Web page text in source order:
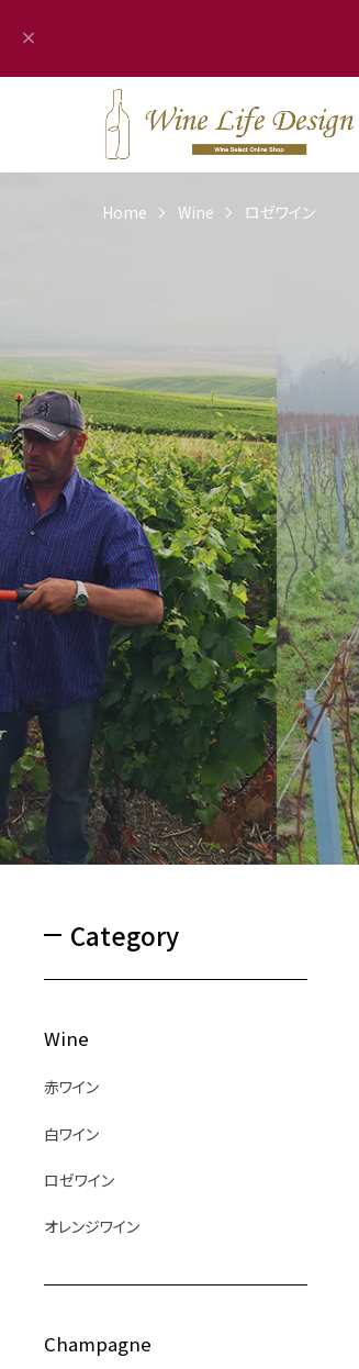
Home Wine ロゼワイン
Category
Wine
赤ワイン
白ワイン
ロゼワイン
オレンジワイン
Champagne